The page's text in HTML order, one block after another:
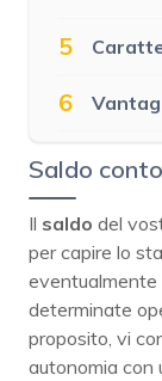
5
6
Saldo
Il saldo del
per capire lo
eventualmente
determinate
proposito, vi
autonomia con